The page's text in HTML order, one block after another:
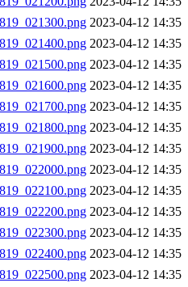
2023-04-12 14:35
2023-04-12 14:35
2023-04-12 14:35
2023-04-12 14:35
2023-04-12 14:35
2023-04-12 14:35
2023-04-12 14:35
2023-04-12 14:35
2023-04-12 14:35
2023-04-12 14:35
2023-04-12 14:35
2023-04-12 14:35
2023-04-12 14:35